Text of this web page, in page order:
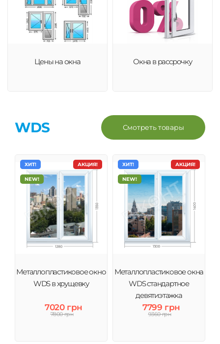
Цены на окна Окна в рассрочку
WDS Смотреть товары
АКЦИЯ!
ХИТ!
NEW!
Металлопластиковое окно
WDS в хрущевку
7020 грн
7800 грн
АКЦИЯ!
ХИТ!
NEW!
Металлопластиковое окна
WDS стандартное
девятиэтажка
7799 грн
9360 грн